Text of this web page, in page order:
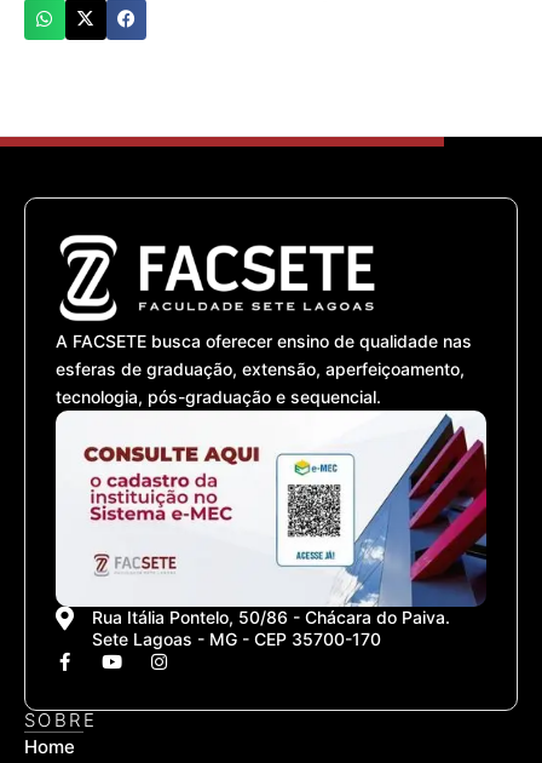
A FACSETE busca oferecer ensino de qualidade nas
esferas de graduação, extensão, aperfeiçoamento,
tecnologia, pós-graduação e sequencial.
Rua Itália Pontelo, 50/86 - Chácara do Paiva.
Sete Lagoas - MG - CEP 35700-170
F
a
e
b
o
Y
t
I
n
t
SOBRE
Home